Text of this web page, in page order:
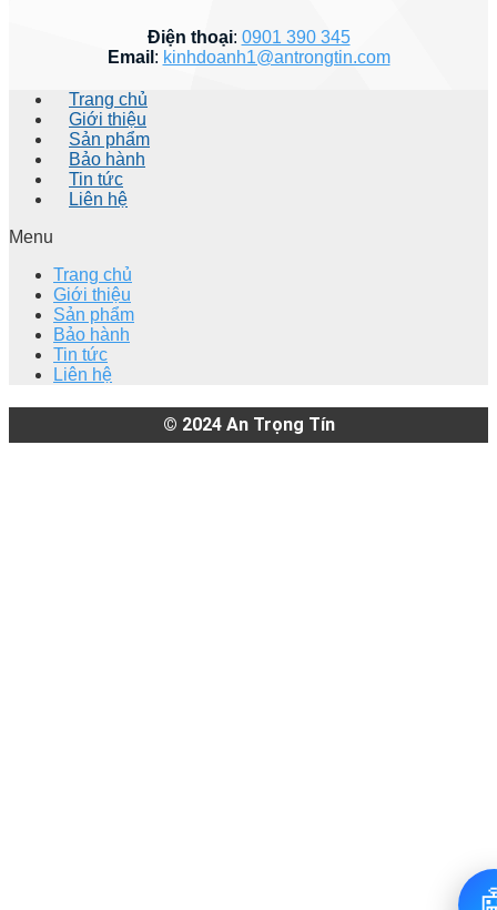
Điện thoại: 0901 390 345
Email : kinhdoanh1@antrongtin.com
Trang chủ
Giới thiệu
Sản phẩm
Bảo hành
Tin tức
Liên hệ
Menu
Trang chủ
Giới thiệu
Sản phẩm
Bảo hành
Tin tức
Liên hệ
© 2024 An Trọng Tín